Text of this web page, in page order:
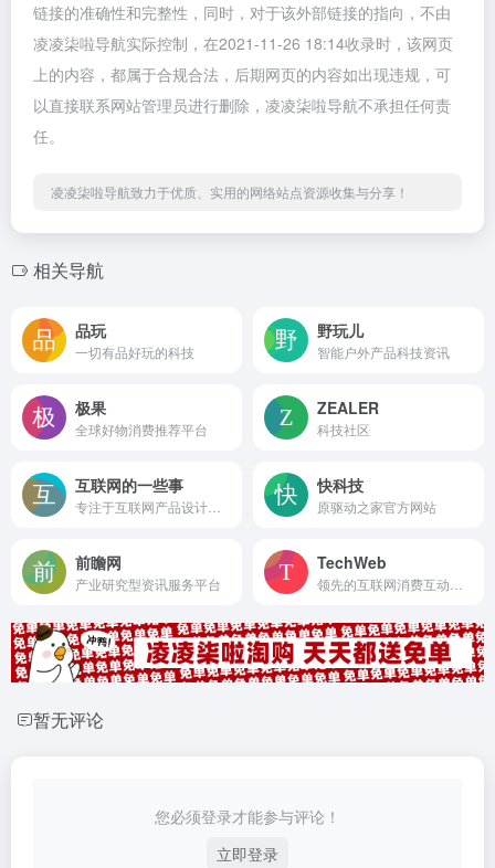
链接的准确性和完整性，同时，对于该外部链接的指向，不由
凌凌柒啦导航实际控制，在2021-11-26 18:14收录时，该网页
上的内容，都属于合规合法，后期网页的内容如出现违规，可
以直接联系网站管理员进行删除，凌凌柒啦导航不承担任何责
任。
凌凌柒啦导航致力于优质、实用的网络站点资源收集与分享！
相关导航
品玩
一切有品好玩的科技
野玩儿
智能户外产品科技资讯
极果
全球好物消费推荐平台
ZEALER
科技社区
互联网的一些事 快科技
原驱动之家官方网站
前瞻网
产业研究型资讯服务平台
TechWeb
暂无评论
您必须登录才能参与评论！
立即登录